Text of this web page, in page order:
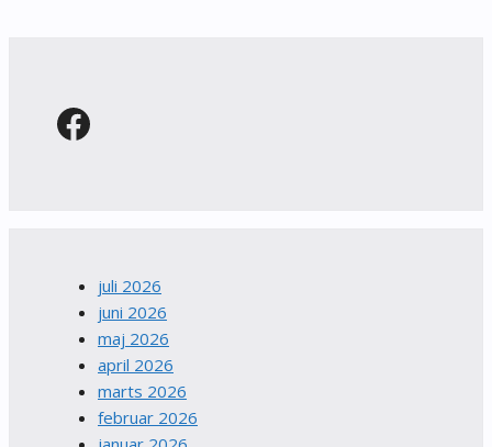
Facebook
juli 2026
juni 2026
maj 2026
april 2026
marts 2026
februar 2026